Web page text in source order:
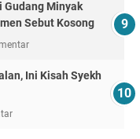
Gudang Minyak
Sebut Kosong
Ini Kisah Syekh